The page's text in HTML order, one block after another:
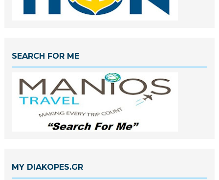
SEARCH FOR ME
MY DIAKOPES.GR